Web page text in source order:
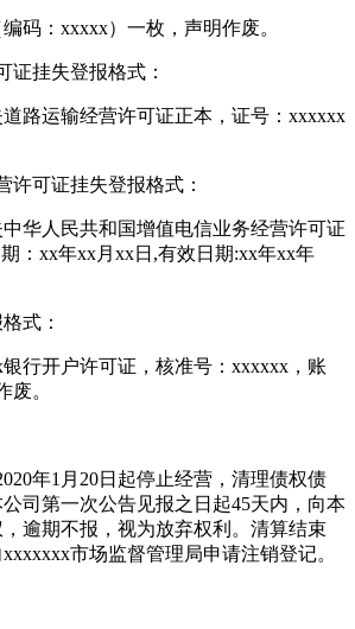
码：xxxxx）一枚，声明作废。
证挂失登报格式：
路运输经营许可证正本，证号：xxxxxx
许可证挂失登报格式：
华人民共和国增值电信业务经营许可证
：xx年xx月xx日,有效日期:xx年xx年
式：
行开户许可证，核准号：xxxxxx，账
废。
年1月20日起停止经营，清理债权债
司第一次公告见报之日起45天内，向本
逾期不报，视为放弃权利。清算结束
市场监督管理局申请注销登记。